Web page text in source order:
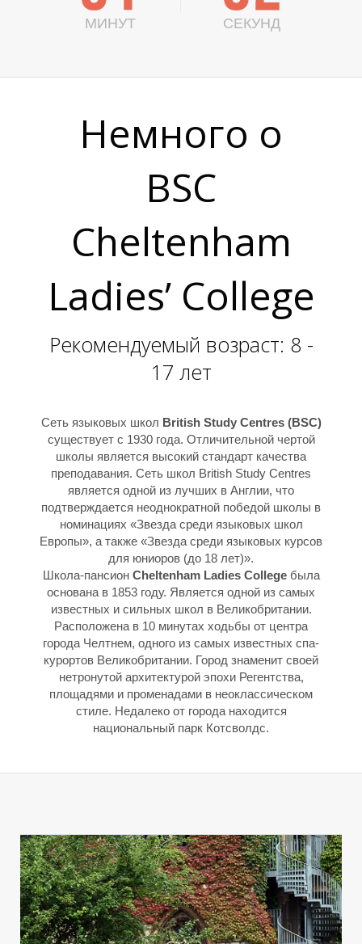
МИНУТ СЕКУНД
Немного о
BSC
Cheltenham
Ladies’ College
Рекомендуемый возраст: 8 -
17 лет
Сеть языковых школ British Study Centres (BSC)
существует с 1930 года. Отличительной чертой
школы является высокий стандарт качества
преподавания. Сеть школ British Study Centres
является одной из лучших в Англии, что
подтверждается неоднократной победой школы в
номинациях «Звезда среди языковых школ
Европы», а также «Звезда среди языковых курсов
для юниоров (до 18 лет)».
Школа-пансион Cheltenham Ladies Collegeбыла
основана в 1853 году. Является одной из самых
известных и сильных школ в Великобритании.
Расположена в 10 минутах ходьбы от центра
города Челтнем, одного из самых известных спа-
курортов Великобритании. Город знаменит своей
нетронутой архитектурой эпохи Регентства,
площадями и променадами в неоклассическом
стиле. Недалеко от города находится
национальный парк Котсволдс.